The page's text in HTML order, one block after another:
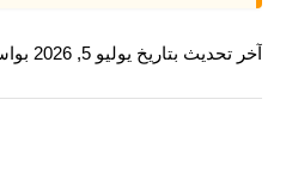
آخر تحديث بتاريخ يوليو 5, 2026 بواسطة